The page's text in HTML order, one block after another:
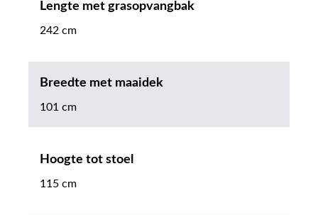
Lengte met grasopvangbak
242 cm
Breedte met maaidek
101 cm
Hoogte tot stoel
115 cm